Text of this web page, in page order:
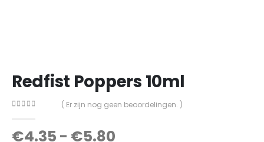
Redfist Poppers 10ml
( Er zijn nog geen beoordelingen. )
€4.35 - €5.80